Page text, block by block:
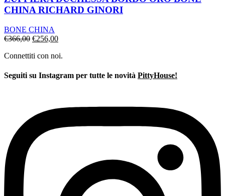
CHINA RICHARD GINORI
BONE CHINA
€366,00 Il
originale
€366,00.
€256,00Il
attuale
€256,00.
Connettiti con noi.
Seguiti su Instagram per tutte le novità PittyHouse!